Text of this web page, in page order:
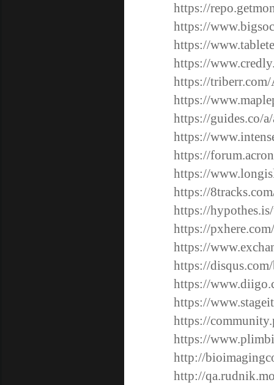
https://
https://
https://
https://
https://triberr.com/
https://
https://guides.co/
https://
https://
https://
https://
https://
https://
https://
https://
https://
https://
https://
https://
http://
http://